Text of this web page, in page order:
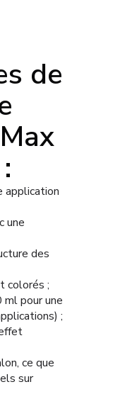
de
application
une
des
colorés ;
ml pour une
;
ce que
sur